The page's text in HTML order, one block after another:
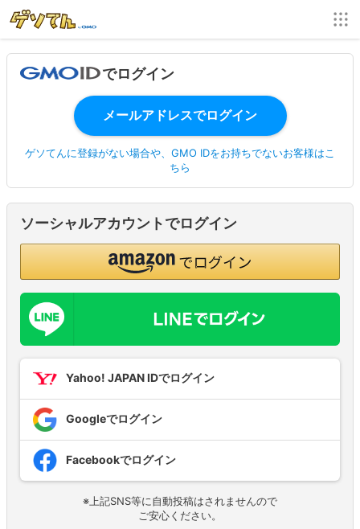
でログイン
ゲソてんに登録がない場合や、GMO IDをお持ちでないお客様はこ
ちら
ソーシャルアカウントでログイン
Yahoo! JAPAN IDでログイン
Googleでログイン
Facebookでログイン
※上記SNS等に自動投稿はされませんので
ご安心ください。